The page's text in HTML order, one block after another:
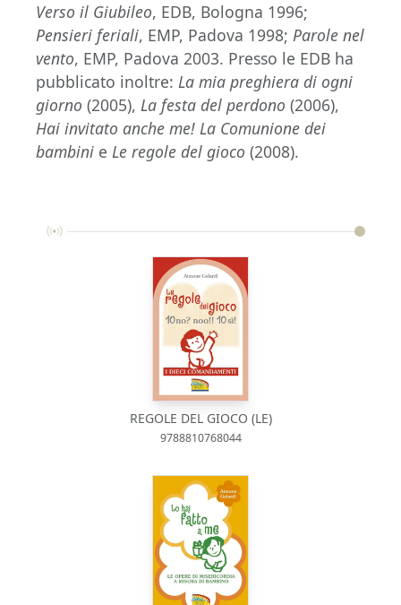
Verso il Giubileo, EDB, Bologna 1996;
Pensieri feriali, EMP, Padova 1998; Parole nel
vento, EMP, Padova 2003. Presso le EDB ha
pubblicato inoltre: La mia preghiera di ogni
giorno (2005), La festa del perdono (2006),
Hai invitato anche me! La Comunione dei
bambini e Le regole del gioco (2008).
REGOLE DEL GIOCO (LE)
9788810768044